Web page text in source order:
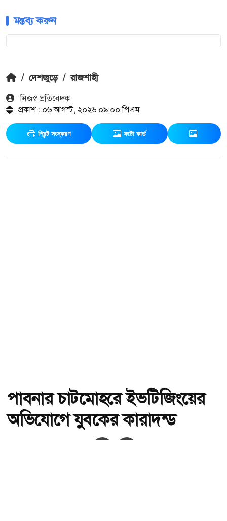
মন্তব্য করুন
/ দেশজুড়ে / রাজশাহী
নিজস্ব প্রতিবেদক
প্রকাশ : ০৬ আগস্ট, ২০২৬ ০৯:০০ পিএম
প্রিন্ট সংস্করণ ফটো কার্ড
পাবনার চাটমোহরে ইভটিজিংয়ের
অভিযোগে যুবকের কারাদন্ড